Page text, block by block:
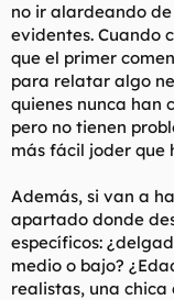
no ir alardeando
evidentes. Cuando
que el primer
para relatar algo
quienes nunca han
pero no tienen
más fácil joder que
Además, si van a
apartado donde
específicos:
medio o bajo?
realistas, una